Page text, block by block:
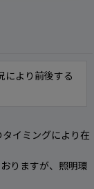
より前後する
イミングにより在
りますが、照明環